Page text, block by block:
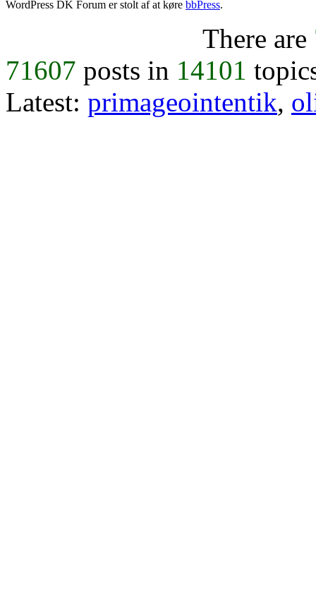
WordPress DK Forum er stolt af at køre bbPress.
There are
71607 posts in 14101
Latest: primageointentik,